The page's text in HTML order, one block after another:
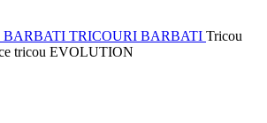
TRICOURI BARBATI Tricou
tricou EVOLUTION